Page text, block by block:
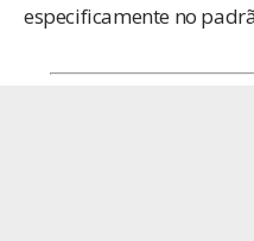
especificamente no